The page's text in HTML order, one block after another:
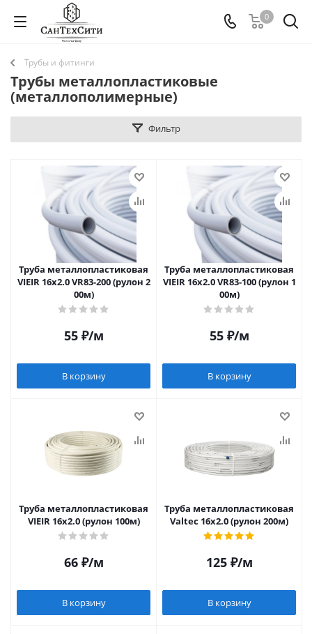
0
Трубы и фитинги
Трубы металлопластиковые
(металлополимерные)
Фильтр
Труба металлопластиковая
VIEIR 16х2.0 VR83-200 (рулон 2
00м)
55₽/м
В корзину
Труба металлопластиковая
VIEIR 16х2.0 VR83-100 (рулон 1
00м)
55₽/м
В корзину
Труба металлопластиковая
VIEIR 16х2.0 (рулон 100м)
66₽/м
В корзину
Труба металлопластиковая
Valtec 16х2.0 (рулон 200м)
125₽/м
В корзину